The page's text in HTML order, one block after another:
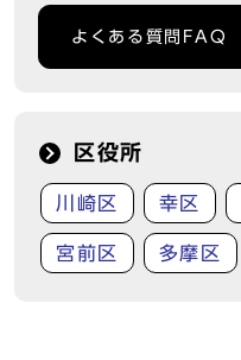
よくある質問FAQ
区役所
川崎区 幸区
宮前区 多摩区